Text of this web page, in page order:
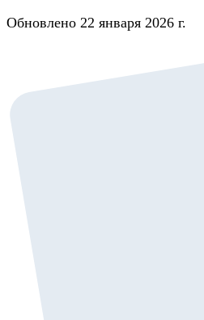
Обновлено 22 января 2026 г.